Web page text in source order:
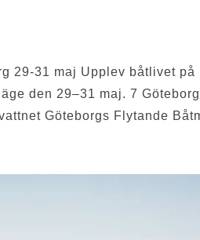
29-31 maj Upplev båtlivet
den 29–31 maj. 7
Göteborgs Flytande